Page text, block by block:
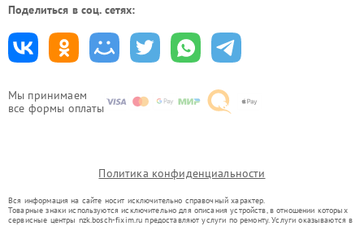
Мы принимаем
все формы оплаты
Поделиться в соц. сетях:
Политика конфиденциальности
Вся информация на сайте носит исключительно справочный характер.
Товарные знаки используются исключительно для описания устройств, в отношении которых
сервисные центры nzk.bosch-fixim.ru предоставляют услуги по ремонту. Услуги оказываются в